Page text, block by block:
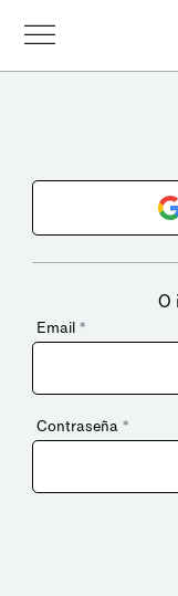
O
Email *
Contraseña *